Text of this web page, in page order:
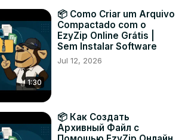
1:30
📦 Como Criar um Arquivo
Compactado com o
EzyZip Online Grátis |
Sem Instalar Software
Jul 12, 2026
📦 Как Создать
Архивный Файл с